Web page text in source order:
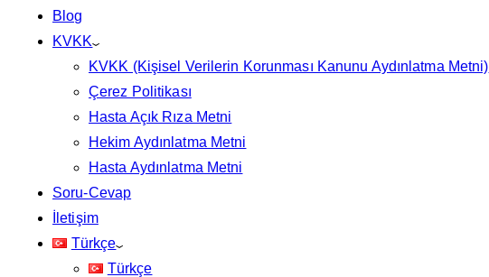
Blog
KVKK
KVKK (Kişisel Verilerin Korunması Kanunu Aydınlatma Metni)
Çerez Politikası
Hasta Açık Rıza Metni
Hekim Aydınlatma Metni
Hasta Aydınlatma Metni
Soru-Cevap
İletişim
Türkçe
Türkçe